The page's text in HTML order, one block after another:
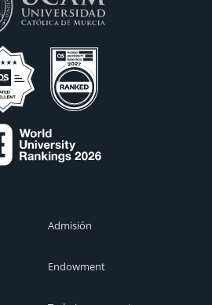
Admisión
Endowment